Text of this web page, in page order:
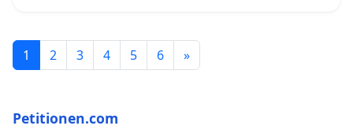
1 2 3 4 5 6 »
Petitionen.com